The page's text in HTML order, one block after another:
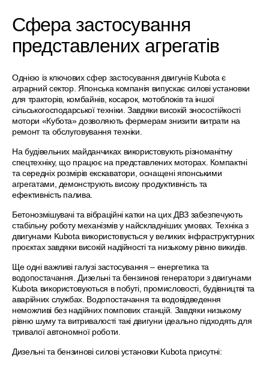
Сфера застосування
представлених агрегатів
Однією із ключових сфер застосування двигунів Kubota є
аграрний сектор. Японська компанія випускає силові установки
для тракторів, комбайнів, косарок, мотоблоків та іншої
сільськогосподарської техніки. Завдяки високій зносостійкості
мотори «Кубота» дозволяють фермерам знизити витрати на
ремонт та обслуговування техніки.
На будівельних майданчиках використовують різноманітну
спецтехніку, що працює на представлених моторах. Компактні
та середніх розмірів екскаватори, оснащені японськими
агрегатами, демонструють високу продуктивність та
ефективність палива.
Бетонозмішувачі та вібраційні катки на цих ДВЗ забезпечують
стабільну роботу механізмів у найскладніших умовах. Техніка з
двигунами Kubota використовується у великих інфраструктурних
проєктах завдяки високій надійності та низькому рівню викидів.
Ще одні важливі галузі застосування – енергетика та
водопостачання. Дизельні та бензинові генератори з двигунами
Kubota використовуються в побуті, промисловості, будівництві та
аварійних службах. Водопостачання та водовідведення
неможливі без надійних помпових станцій. Завдяки низькому
рівню шуму та витривалості такі двигуни ідеально підходять для
тривалої автономної роботи.
Дизельні та бензинові силові установки Kubota присутні: